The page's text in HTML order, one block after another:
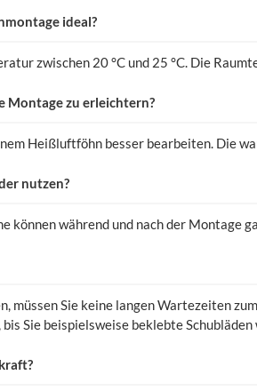
ideal?
zwischen 20 °C und 25 °C. Die
Montage zu erleichtern?
Heißluftföhn besser bearbeiten. Die
nutzen?
können während und nach der Montage
müssen Sie keine langen Wartezeiten
Sie beispielsweise beklebte